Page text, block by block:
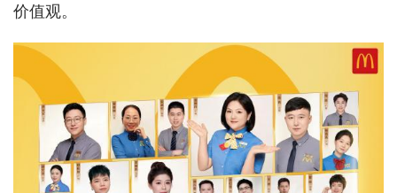
汽车
房产
消费
创意
文化
价值观。